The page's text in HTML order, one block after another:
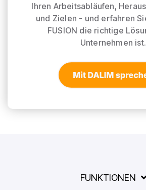
Ihren Arbeitsabläufen,
und Zielen - und erfahren
FUSION die richtige
Unternehmen ist.
FUNKTIONEN